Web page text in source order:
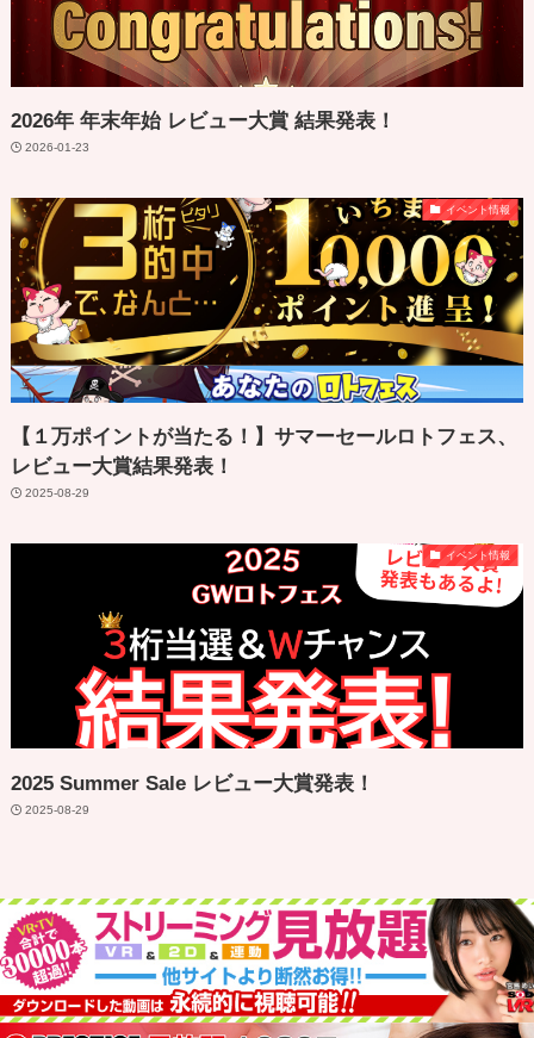
2026年 年末年始 レビュー大賞 結果発表！
2026-01-23
イベント情報
【１万ポイントが当たる！】サマーセールロトフェス、
レビュー大賞結果発表！
2025-08-29
イベント情報
2025 Summer Sale レビュー大賞発表！
2025-08-29